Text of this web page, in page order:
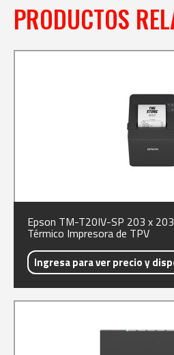
PRODUCTOS
Epson TM-T20IV-SP 203 x
Térmico Impresora de TPV
Ingresa para ver precio y